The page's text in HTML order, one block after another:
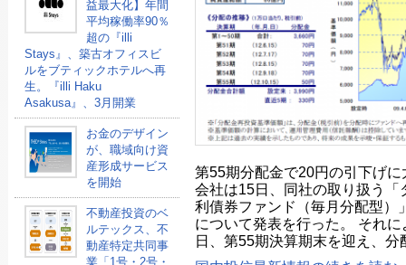
益最大化】年間
平均稼働率90％
超の『illi
Stays』、築古オフィスビ
ルをブティックホテルへ再
生。『illi Haku
Asakusa』、3月開業
お金のデザイン
が、職域向け資
産形成サービス
を開始
不動産投資のベ
ルテックス、不
動産特定共同事
業「1号・2号・
第55期分配金で20円の引下げ
会社は15日、同社の取り扱う
利債券ファンド（毎月分配型）
について発表を行った。 それ
日、第55期決算期末を迎え、